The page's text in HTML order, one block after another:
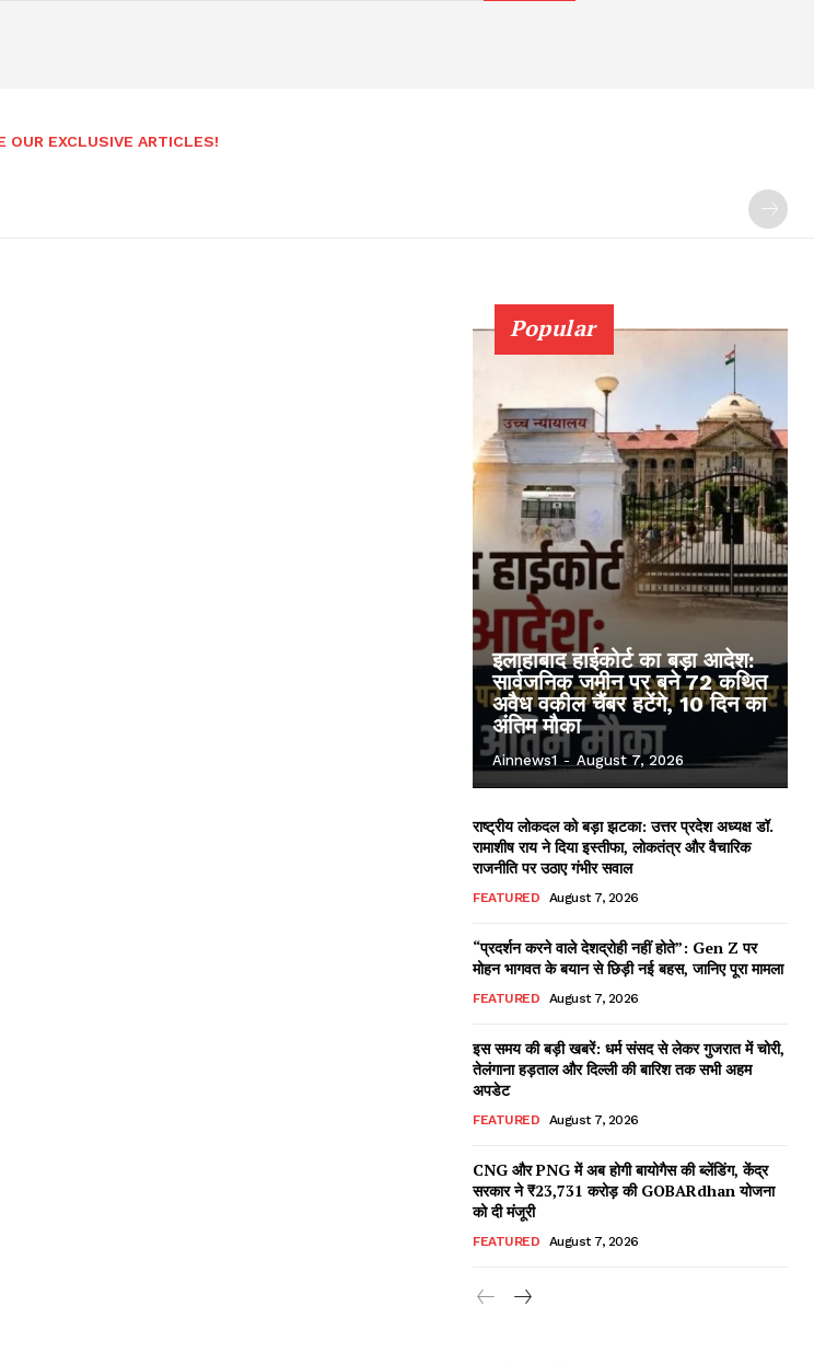
OUR EXCLUSIVE ARTICLES!
Popular
इलाहाबाद हाईकोर्ट का बड़ा आदेश:
सार्वजनिक जमीन पर बने 72 कथित
अवैध वकील चैंबर हटेंगे, 10 दिन का
अंतिम मौका
Ainnews1 - August 7, 2026
राष्ट्रीय लोकदल को बड़ा झटका: उत्तर प्रदेश अध्यक्ष डॉ.
रामाशीष राय ने दिया इस्तीफा, लोकतंत्र और वैचारिक
राजनीति पर उठाए गंभीर सवाल
FEATURED August 7, 2026
“प्रदर्शन करने वाले देशद्रोही नहीं होते”: Gen Z पर
मोहन भागवत के बयान से छिड़ी नई बहस, जानिए पूरा मामला
FEATURED August 7, 2026
इस समय की बड़ी खबरें: धर्म संसद से लेकर गुजरात में चोरी,
तेलंगाना हड़ताल और दिल्ली की बारिश तक सभी अहम
अपडेट
FEATURED August 7, 2026
CNG और PNG में अब होगी बायोगैस की ब्लेंडिंग, केंद्र
सरकार ने ₹23,731 करोड़ की GOBARdhan योजना
को दी मंजूरी
FEATURED August 7, 2026